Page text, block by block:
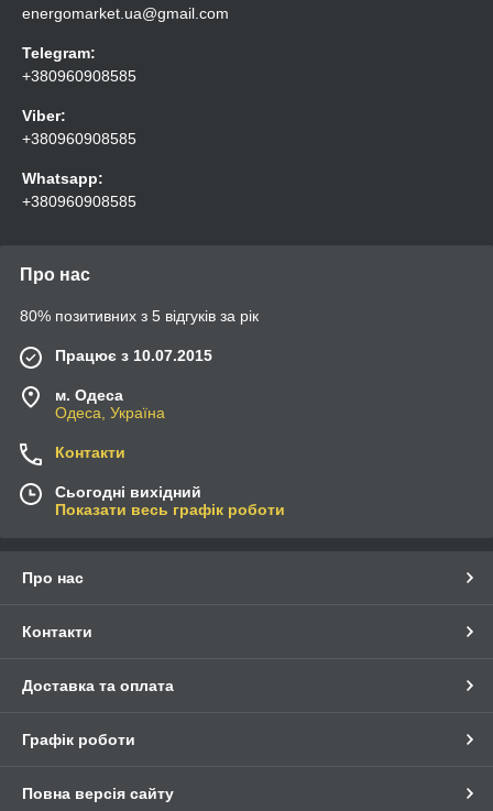
energomarket.ua@gmail.com
Telegram:
+380960908585
Viber:
+380960908585
Whatsapp:
+380960908585
Про нас
80% позитивних з 5 відгуків за рік
Працює з 10.07.2015
м. Одеса
Одеса, Україна
Контакти
Сьогодні вихідний
Показати весь графік роботи
Про нас
Контакти
Доставка та оплата
Графік роботи
Повна версія сайту